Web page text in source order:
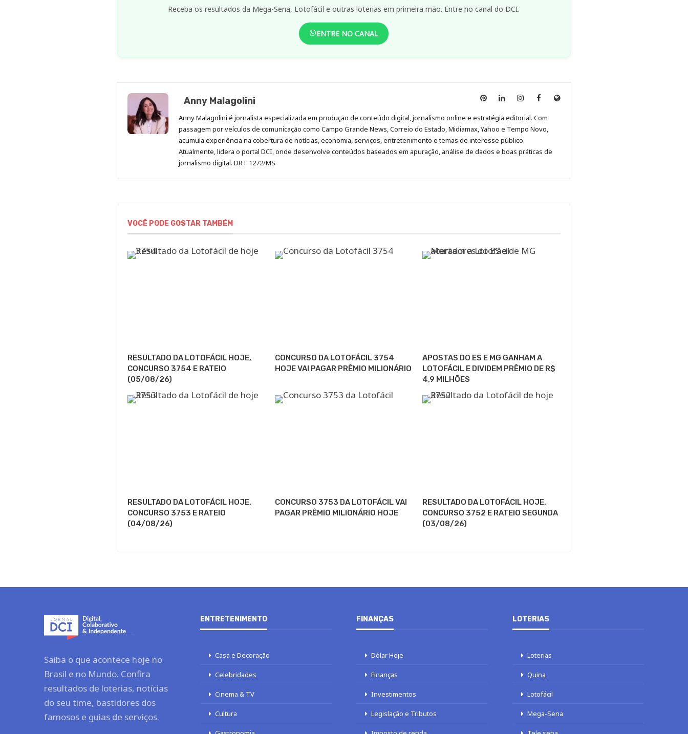
Receba os resultados da Mega-Sena, Lotofácil e outras loterias em primeira mão. Entre no canal do DCI.
ENTRE NO CANAL
Anny Malagolini
Anny
no
Pinterest
Anny
no
LinkedIn
Anny
no
Instagram
Anny
no
Facebook
Site
Anny Malagolini é jornalista especializada em produção de conteúdo digital, jornalismo online e estratégia editorial. Com
passagem por veículos de comunicação como Campo Grande News, Correio do Estado, Midiamax, Yahoo e Tempo Novo,
acumula experiência na cobertura de notícias, economia, serviços, entretenimento e temas de interesse público.
Atualmente, lidera o portal DCI, onde desenvolve conteúdos baseados em apuração, análise de dados e boas práticas de
jornalismo digital. DRT 1272/MS
VOCÊ PODE GOSTAR TAMBÉM
RESULTADO DA LOTOFÁCIL HOJE,
CONCURSO 3754 E RATEIO
(05/08/26)
CONCURSO DA LOTOFÁCIL 3754
HOJE VAI PAGAR PRÊMIO MILIONÁRIO
APOSTAS DO ES E MG GANHAM A
LOTOFÁCIL E DIVIDEM PRÊMIO DE R$
4,9 MILHÕES
RESULTADO DA LOTOFÁCIL HOJE,
CONCURSO 3753 E RATEIO
(04/08/26)
CONCURSO 3753 DA LOTOFÁCIL VAI
PAGAR PRÊMIO MILIONÁRIO HOJE
RESULTADO DA LOTOFÁCIL HOJE,
CONCURSO 3752 E RATEIO SEGUNDA
(03/08/26)
Saiba o que acontece hoje no
Brasil e no Mundo. Confira
resultados de loterias, notícias
do seu time, bastidores dos
famosos e guias de serviços.
ENTRETENIMENTO
Casa e Decoração
Celebridades
Cinema & TV
Cultura
FINANÇAS
Dólar Hoje
Finanças
Investimentos
Legislação e Tributos
LOTERIAS
Loterias
Quina
Lotofácil
Mega-Sena